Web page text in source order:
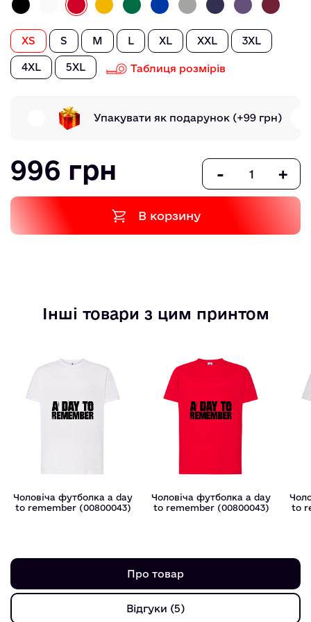
XS S M L XL XXL 3XL
4XL 5XL Таблиця розмірів
Упакувати як подарунок (+99 грн)
996 грн - +
В корзину
Інші товари з цим принтом
Чоловіча футболка a day
to remember (00800043)
Чоловіча футболка a day
to remember (00800043)
to
Про товар
Відгуки (5)